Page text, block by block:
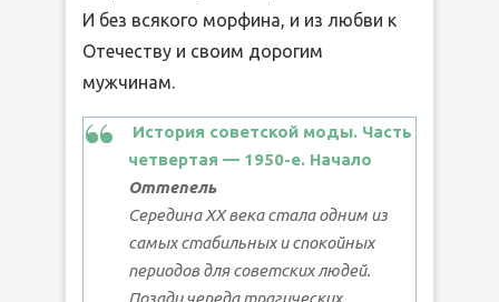
И без всякого морфина, и из любви к
Отечеству и своим дорогим
мужчинам.
История советской моды. Часть
четвертая — 1950-е. Начало
Оттепель
Середина ХХ века стала одним из
самых стабильных и спокойных
периодов для советских людей.
Позади череда трагических